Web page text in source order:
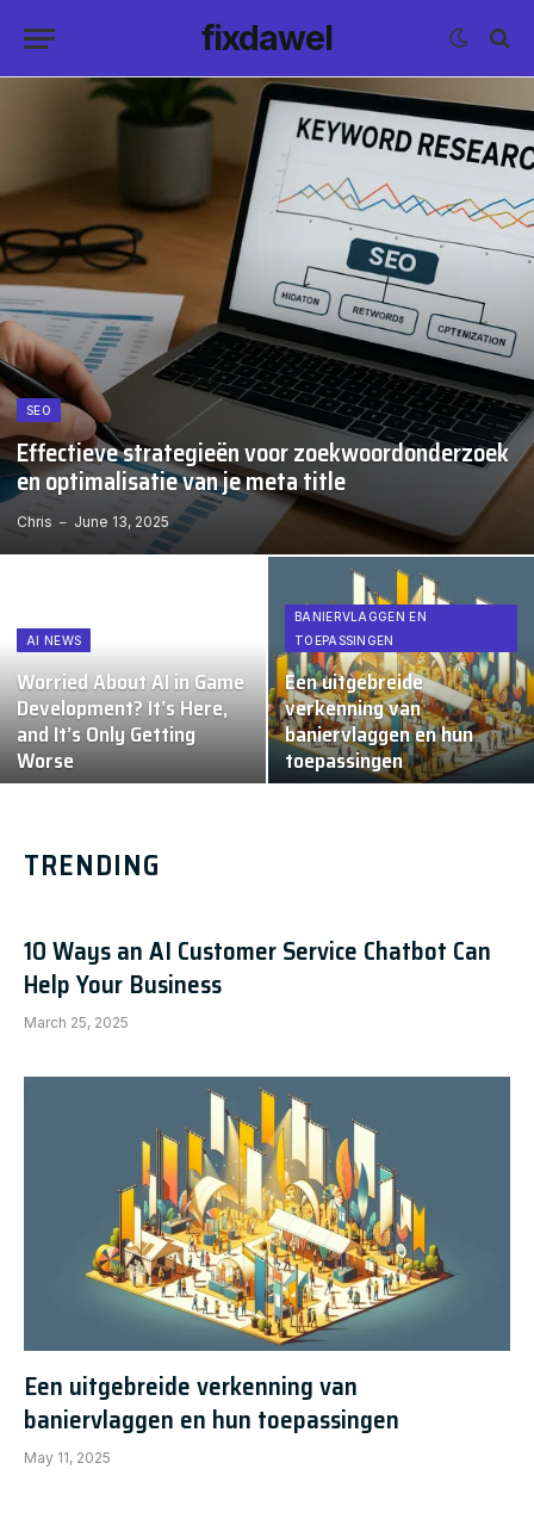
fixdawel
SEO
Effectieve strategieën voor zoekwoordonderzoek
en optimalisatie van je meta title
Chris June 13, 2025
AI NEWS
Worried About AI in Game
Development? It’s Here,
and It’s Only Getting
Worse
BANIERVLAGGEN EN
TOEPASSINGEN
Een uitgebreide
verkenning van
baniervlaggen en hun
toepassingen
TRENDING
10 Ways an AI Customer Service Chatbot Can
Help Your Business
March 25, 2025
Een uitgebreide verkenning van
baniervlaggen en hun toepassingen
May 11, 2025